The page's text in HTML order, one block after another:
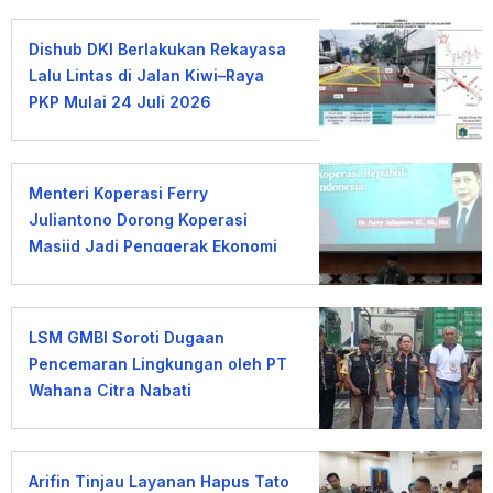
Dishub DKI Berlakukan Rekayasa
Lalu Lintas di Jalan Kiwi–Raya
PKP Mulai 24 Juli 2026
Menteri Koperasi Ferry
Juliantono Dorong Koperasi
Masjid Jadi Penggerak Ekonomi
LSM GMBI Soroti Dugaan
Pencemaran Lingkungan oleh PT
Wahana Citra Nabati
Arifin Tinjau Layanan Hapus Tato